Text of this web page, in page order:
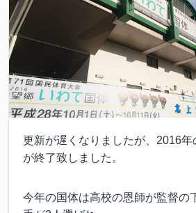
更新が遅くなりましたが、2016
が終了致しました。
今年の国体は高校の恩師が監督の